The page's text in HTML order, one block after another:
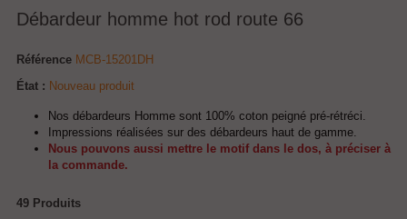
Débardeur homme hot rod route 66
Référence MCB-15201DH
État : Nouveau produit
Nos débardeurs Homme sont 100% coton peigné pré-rétréci.
Impressions réalisées sur des débardeurs haut de gamme.
Nous pouvons aussi mettre le motif dans le dos, à préciser à
la commande.
49 Produits